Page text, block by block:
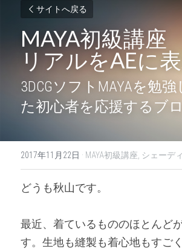
サイトへ戻る
MAYA初級講座
リアルをAEに
3DCGソフトMAYAを勉
た初心者を応援するブ
2017年11月22日 · MAYA初級講座, シェーデ
どうも秋山です。
最近、着ているもののほとんど
す。生地も縫製も着心地もすご